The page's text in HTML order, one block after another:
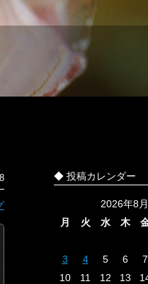
◆ 投稿カレンダー
2026年8月
月
火 水 木
3
4 5 6 7
10
11 12 13